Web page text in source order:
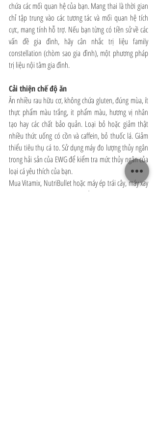
chứa các mối quan hệ của bạn. Mang thai là thời gian
chỉ tập trung vào các tương tác và mối quan hệ tích
cực, mang tính hỗ trợ. Nếu bạn từng có tiền sử về các
vấn đề gia đình, hãy cân nhắc trị liệu family
constellation (chòm sao gia đình), một phương pháp
trị liệu nội tâm gia đình.
Cải thiện chế độ ăn
Ăn nhiều rau hữu cơ, không chứa gluten, đúng mùa, ít
thực phẩm màu trắng, it phẩm màu, hương vị nhân
tạo hay các chất bảo quản. Loại bỏ hoặc giảm thật
nhiều thức uống có cồn và caffein, bỏ thuốc lá. Giảm
thiểu tiêu thụ cá to. Sử dụng máy đo lượng thủy ngân
trong hải sản của EWG để kiểm tra mức thủy ngân của
loại cá yêu thích của bạn.
Mua Vitamix, NutriBullet hoặc máy ép trái cây, máy xay
sinh tố hoặc máy trộn khác để ép rau hữu cơ và làm